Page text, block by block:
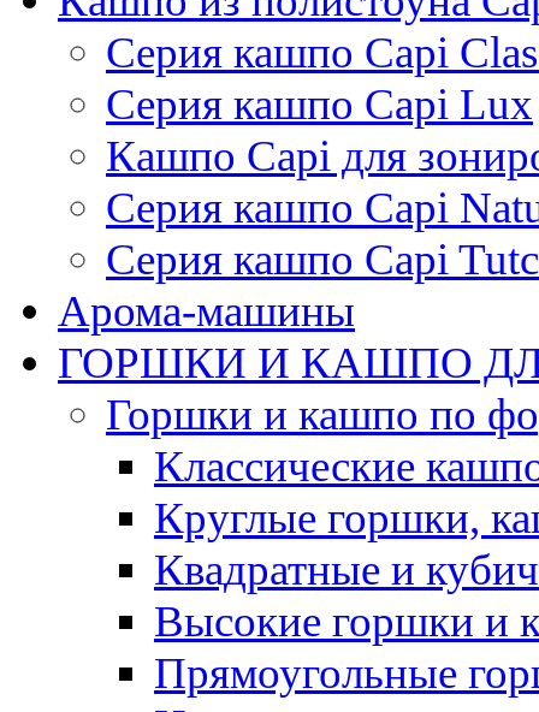
Серия кашпо Capi
Серия кашпо Capi Lux
Кашпо Capi для
Серия кашпо Capi
Серия кашпо Capi
Арома-машины
ГОРШКИ И КАШПО
Горшки и кашпо по
Классические
Круглые горшки,
Квадратные и
Высокие горшки и
Прямоугольные